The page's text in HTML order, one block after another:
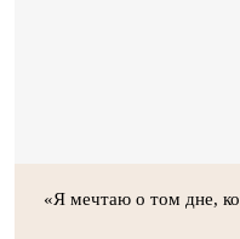
«Я мечтаю о том дне,